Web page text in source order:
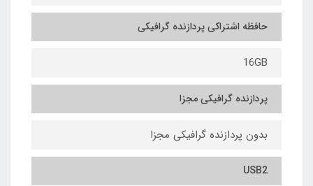
حافظه اشتراکی پردازنده گرافیکی
16GB
پردازنده گرافیکی مجزا
بدون پردازنده گرافیکی مجزا
USB2